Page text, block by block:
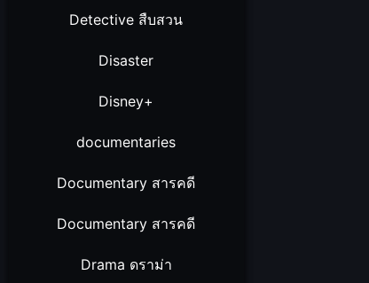
Detective สืบสวน
Disaster
Disney+
documentaries
Documentary สารคดี
Documentary สารคดี
Drama ดราม่า